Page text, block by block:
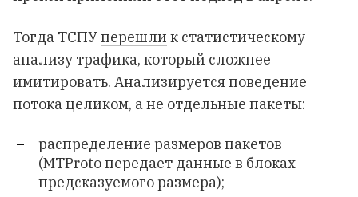
Тогда ТСПУперешли к статистическому
анализу трафика, который сложнее
имитировать. Анализируется поведение
потока целиком, а не отдельные пакеты:
распределение размеров пакетов
(MTProto передает данные в блоках
предсказуемого размера);